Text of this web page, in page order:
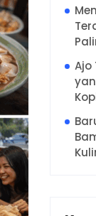
Ajo